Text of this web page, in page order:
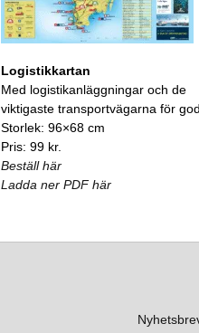
Logistikkartan
Med logistikanläggningar och de
viktigaste transportvägarna för
Storlek: 96×68 cm
Pris: 99 kr.
Beställ här
Ladda ner PDF här